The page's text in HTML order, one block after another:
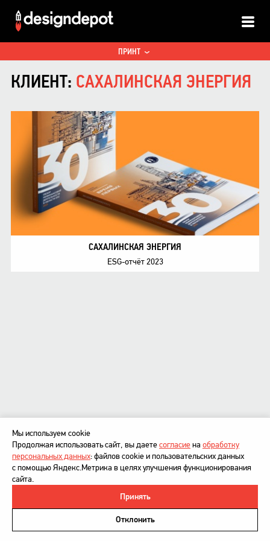
ПРИНТ
КЛИЕНТ: САХАЛИНСКАЯ ЭНЕРГИЯ
САХАЛИНСКАЯ ЭНЕРГИЯ
ESG-отчёт 2023
Политика в отношении обработки персональных данных
Напишите нам
Мы используем cookie
Продолжая использовать сайт, вы даетесогласиена обработку
персональных данных: файлов cookie и пользовательских данных
с помощью Яндекс.Метрика в целях улучшения функционирования
сайта.
Принять
Отклонить